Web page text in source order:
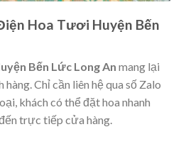
Hoa Tươi Huyện Bến
Bến Lức Long An mang lại
Chỉ cần liên hệ qua số Zalo
khách có thể đặt hoa nhanh
trực tiếp cửa hàng.